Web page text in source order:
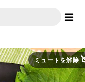
ミュートを解除